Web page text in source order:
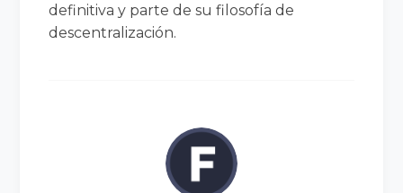
definitiva y parte de su filosofía de
descentralización.